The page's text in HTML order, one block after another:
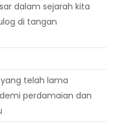
dalam sejarah kita
di tangan
telah lama
perdamaian dan